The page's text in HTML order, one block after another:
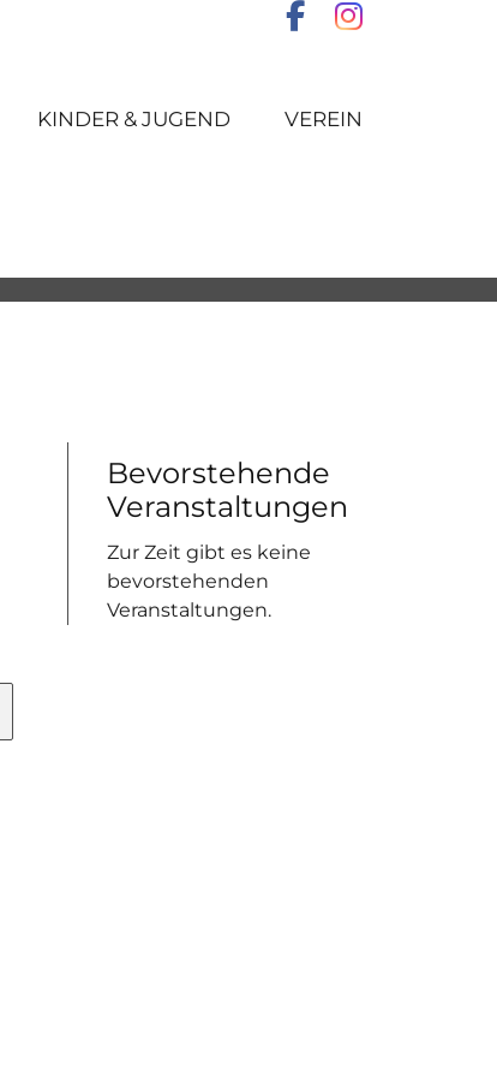
KINDER & JUGEND VEREIN
Bevorstehende
Veranstaltungen
Zur Zeit gibt es keine
bevorstehenden
Veranstaltungen.